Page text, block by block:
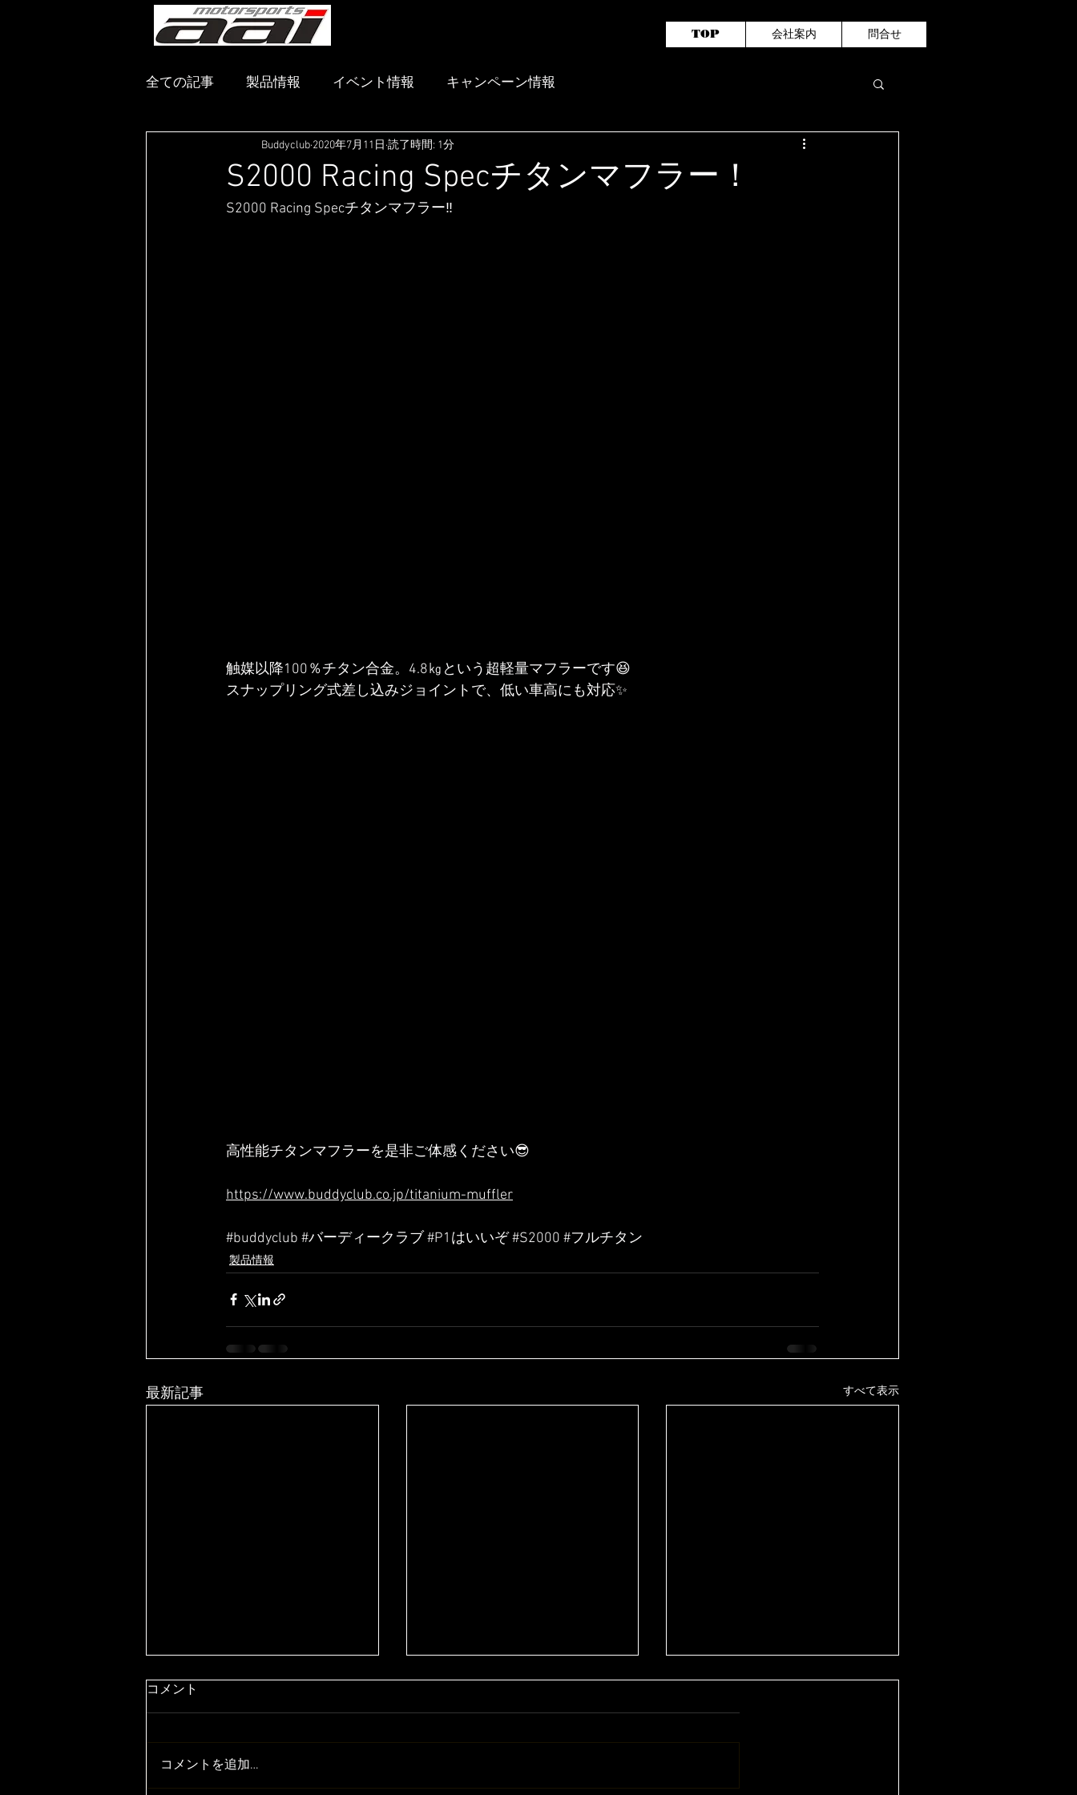
TOP 会社案内 問合せ
全ての記事 製品情報 イベント情報 キャンペーン情報
S2000 Racing Specチタンマフラー！
Buddyclub 2020年7月11日 読了時間: 1分
S2000 Racing Specチタンマフラー‼️
触媒以降100％チタン合金。4.8㎏という超軽量マフラーです😆
スナップリング式差し込みジョイントで、低い車高にも対応✨
高性能チタンマフラーを是非ご体感ください😎
https://www.buddyclub.co.jp/titanium-muffler
#buddyclub #バーディークラブ#P1はいいぞ#S2000 #フルチタン
製品情報
最新記事 すべて表示
コメント
コメントを追加…